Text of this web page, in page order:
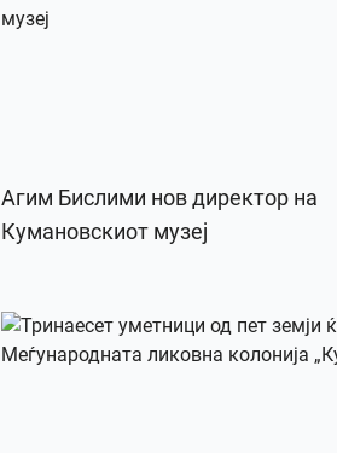
Агим Бислими нов директор на
Кумановскиот музеј